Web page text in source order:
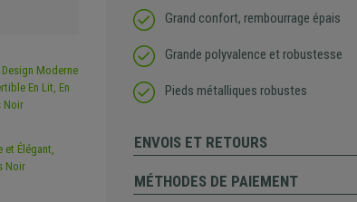
Grand confort, rembourrage épais
Grande polyvalence et robustesse
Pieds métalliques robustes
ENVOIS ET RETOURS
MÉTHODES DE PAIEMENT